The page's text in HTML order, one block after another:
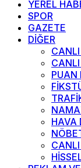
YEREL
SPOR
GAZETE
DİĞER
PUAN
HAVA